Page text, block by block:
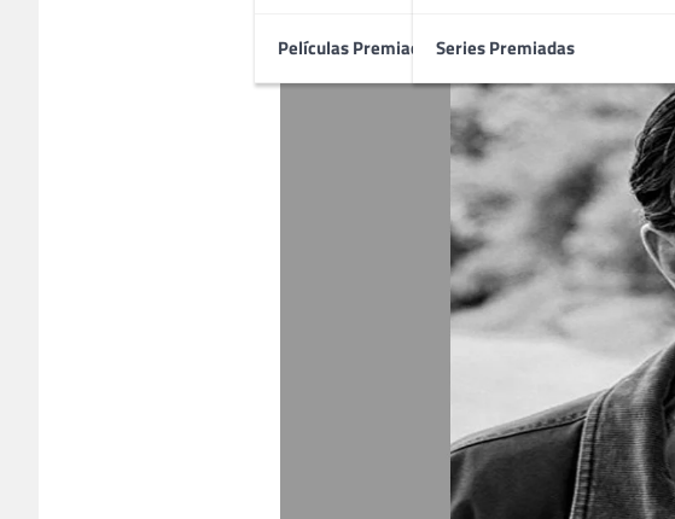
Películas PremiadasSeries Premiadas